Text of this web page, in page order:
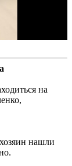
на